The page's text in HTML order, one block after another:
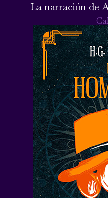
La narración de